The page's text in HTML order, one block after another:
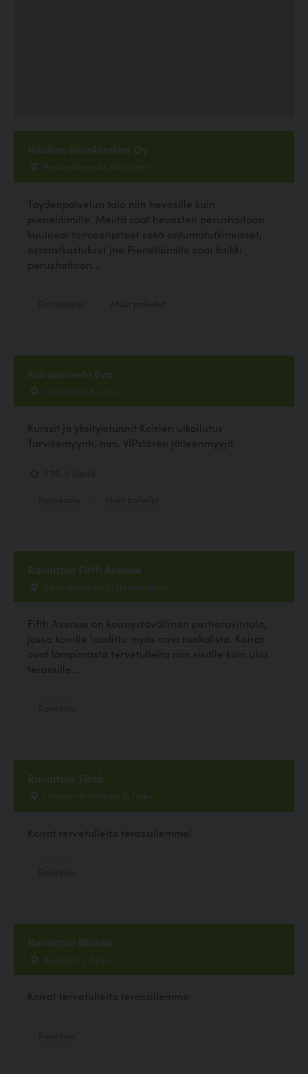
Nikulan eläinklinikka Oy
Raviradantie 42, Kaustinen
Täydenpalvelun talo niin hevosille kuin
pieneläimille. Meiltä saat hevosten perushoitoon
kuuluvat toimeenpiteet sekä ontumatutkimukset,
ostotarkastukset jne Pieneläimille saat kaikki
perushoitoon...
Koirapalvelu Eva
Inkilänkatu 4, Turku
Kurssit ja yksityistunnit Koirien ulkoilutus
Tarvikemyynti, mm. VIPstoren jälleenmyyjä
Ravintola Fifth Avenue
Sibeliuksenkatu 2, Hämeenlinna
Fifth Avenue on koiraystävällinen perheravintola,
jossa koirille laadittu myös oma ruokalista. Koirat
ovat lämpimästä tervetulleita niin sisälle kuin ulos
terassille....
Ravintola Tintå
Läntinen Rantakatu 9, Turku
Koirat tervetulleita terassillemme!
Ravintola Blanko
Aurakatu 1, Turku
Koirat tervetulleita terassillemme